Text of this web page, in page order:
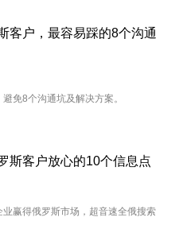
客户，最容易踩的8个沟通
免8个沟通坑及解决方案。
斯客户放心的10个信息点
赢得俄罗斯市场，超音速全俄搜索